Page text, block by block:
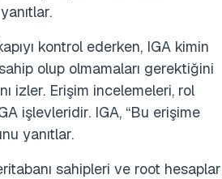
kontrol ederken, IGA kimin
olup olmamaları gerektiğini
izler. Erişim incelemeleri, rol
işlevleridir. IGA, “Bu erişime
yanıtlar.
sahipleri ve root hesaplar